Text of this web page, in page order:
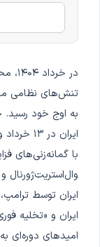
در
تنش‌های نظامی
به اوج خود رسید.
ایران
با گمانه‌زنی‌های
ایران توسط
ایران و «تخلیه
امیدهای دوره‌ای